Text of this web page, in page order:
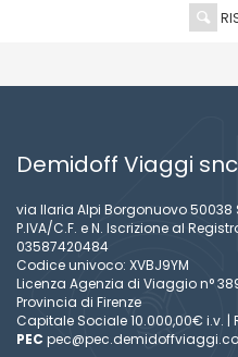
Demidoff Viaggi snc
via Ilaria Alpi Borgonuovo 50038
P.IVA/C.F. e N. Iscrizione al
03587420484
Codice univoco: XVBJ9YM
Licenza Agenzia di Viaggio n°
Provincia di Firenze
Capitale Sociale 10.000,00€ i.v. |
PEC